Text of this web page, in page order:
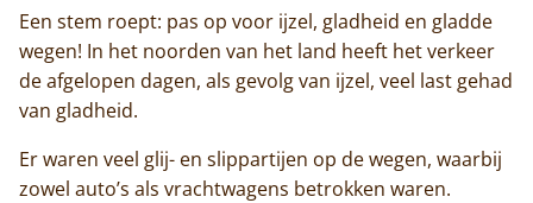
Een stem roept: pas op voor ijzel, gladheid en gladde
wegen! In het noorden van het land heeft het verkeer
de afgelopen dagen, als gevolg van ijzel, veel last gehad
van gladheid.
Er waren veel glij- en slippartijen op de wegen, waarbij
zowel auto’s als vrachtwagens betrokken waren.